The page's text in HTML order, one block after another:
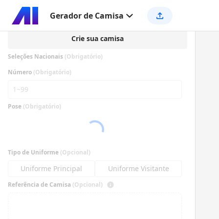
Gerador de Camisa
Crie sua camisa
Seleções Nacionais (Obrigatório)
Número (Obrigatório)
Pose (Obrigatório)
Tipo de Uniforme (Opcional)
Uniforme Principal Uniforme Visitante
Referência de Camisa (Opcional)